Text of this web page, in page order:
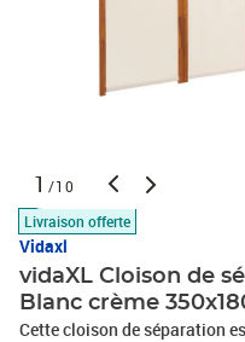
1 /10
Livraison offerte
Vidaxl
vidaXL Cloison de
Blanc crème
Cette cloison de séparation